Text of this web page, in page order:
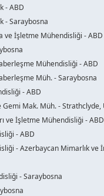
- ABD
- Saraybosna
ve İşletme Mühendisliği - ABD
Mühendisliği - ABD
Müh. - Saraybosna
- ABD
Gemi Mak. Müh. - Strathclyde,
ve İşletme Mühendisliği - ABD
- ABD
- Azerbaycan Mimarlık ve
- Saraybosna